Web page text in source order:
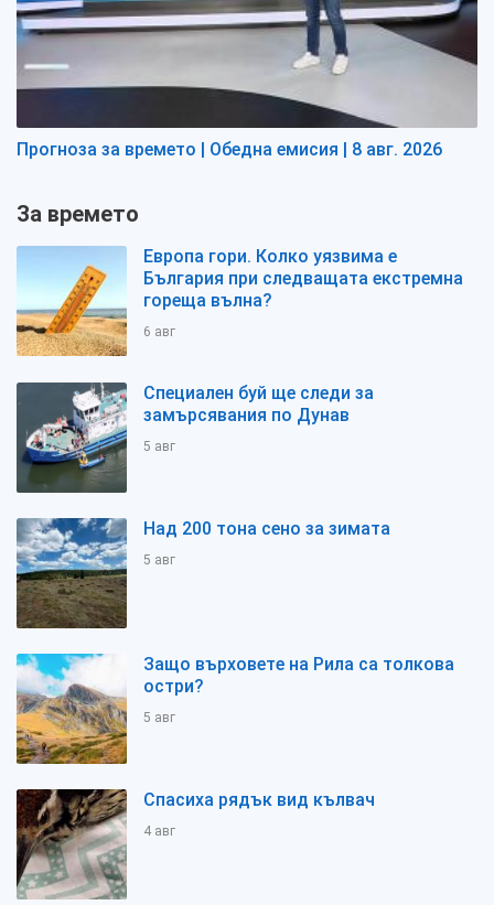
Прогноза за времето | Обедна емисия | 8 авг. 2026
За времето
Европа гори. Колко уязвима е
България при следващата екстремна
гореща вълна?
6 авг
Специален буй ще следи за
замърсявания по Дунав
5 авг
Над 200 тона сено за зимата
5 авг
Защо върховете на Рила са толкова
остри?
5 авг
Спасиха рядък вид кълвач
4 авг